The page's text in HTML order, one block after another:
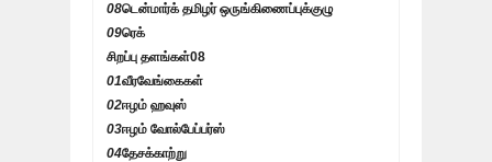
08டென்மார்க் தமிழர் ஒருங்கிணைப்புக்குழு
09ரெக்
சிறப்பு தளங்கள்08
01வீரவேங்கைகள்
02ஈழம் ஹவுஸ்
03ஈழம் வோல்பேப்பர்ஸ்
04தேசக்காற்று